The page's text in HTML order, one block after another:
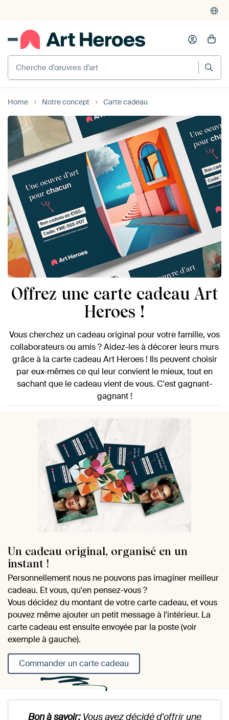
Cherche d'œuvres d'art
Home Notre concept Carte cadeau
Offrez une carte cadeau Art
Heroes !
Vous cherchez un cadeau original pour votre famille, vos
collaborateurs ou amis ? Aidez-les à décorer leurs murs
grâce à la carte cadeau Art Heroes ! Ils peuvent choisir
par eux-mêmes ce qui leur convient le mieux, tout en
sachant que le cadeau vient de vous. C'est gagnant-
gagnant !
Un cadeau original, organisé en un
instant !
Personnellement nous ne pouvons pas imaginer meilleur
cadeau. Et vous, qu'en pensez-vous ?
Vous décidez du montant de votre carte cadeau, et vous
pouvez même ajouter un petit message à l'intérieur. La
carte cadeau est ensuite envoyée par la poste (voir
exemple à gauche).
Commander un carte cadeau
Bon à savoir:Vous avez décidé d'offrir une